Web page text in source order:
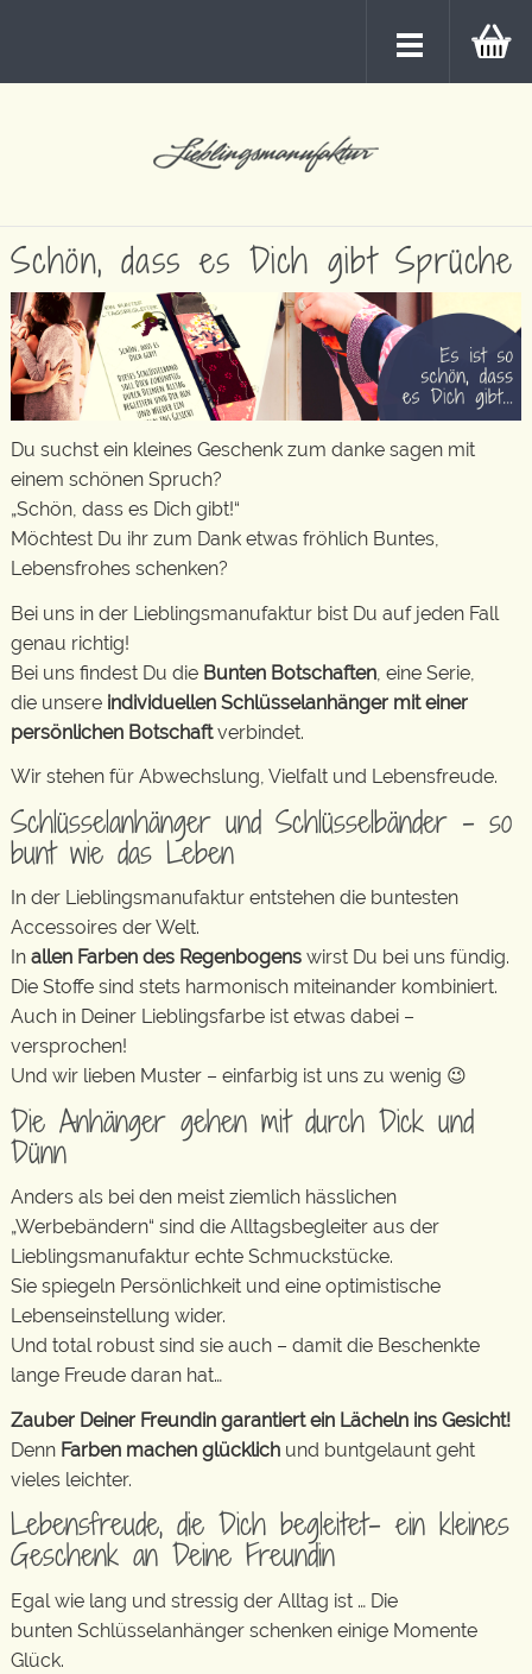
Schön, dass es Dich gibt Sprüche
Du suchst ein kleines Geschenk zum danke sagen mit
einem schönen Spruch?
„Schön, dass es Dich gibt!“
Möchtest Du ihr zum Dank etwas fröhlich Buntes,
Lebensfrohes schenken?
Bei uns in der Lieblingsmanufaktur bist Du auf jeden Fall
genau richtig!
Bei uns findest Du die Bunten Botschaften , eine Serie,
die unsere individuellen Schlüsselanhänger mit einer
persönlichen Botschaftverbindet.
Wir stehen für Abwechslung, Vielfalt und Lebensfreude.
Schlüsselanhänger und Schlüsselbänder – so
bunt wie das Leben
In der Lieblingsmanufaktur entstehen die buntesten
Accessoires der Welt.
In allen Farben des Regenbogens wirst Du bei uns fündig.
Die Stoffe sind stets harmonisch miteinander kombiniert.
Auch in Deiner Lieblingsfarbe ist etwas dabei –
versprochen!
Und wir lieben Muster – einfarbig ist uns zu wenig 😉
Die Anhänger gehen mit durch Dick und
Dünn
Anders als bei den meist ziemlich hässlichen
„Werbebändern“ sind die Alltagsbegleiter aus der
Lieblingsmanufaktur echte Schmuckstücke.
Sie spiegeln Persönlichkeit und eine optimistische
Lebenseinstellung wider.
Und total robust sind sie auch – damit die Beschenkte
lange Freude daran hat…
Zauber Deiner Freundin garantiert ein Lächeln ins Gesicht!
Denn Farben machen glücklich und buntgelaunt geht
vieles leichter.
Lebensfreude, die Dich begleitet- ein kleines
Geschenk an Deine Freundin
Egal wie lang und stressig der Alltag ist … Die
bunten Schlüsselanhänger schenken einige Momente
Glück.